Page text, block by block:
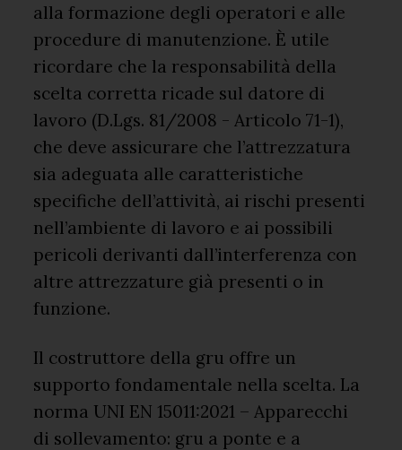
alla formazione degli operatori e alle
procedure di manutenzione. È utile
ricordare che la responsabilità della
scelta corretta ricade sul datore di
lavoro (D.Lgs. 81/2008 - Articolo 71-1),
che deve assicurare che l’attrezzatura
sia adeguata alle caratteristiche
specifiche dell’attività, ai rischi presenti
nell’ambiente di lavoro e ai possibili
pericoli derivanti dall’interferenza con
altre attrezzature già presenti o in
funzione.
Il costruttore della gru offre un
supporto fondamentale nella scelta. La
norma UNI EN 15011:2021 – Apparecchi
di sollevamento: gru a ponte e a